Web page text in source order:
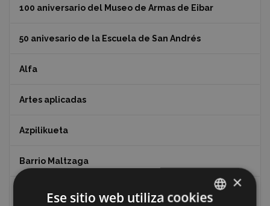
100 aniversario del Museo de Armas de Eibar
50 anivesario de la Escuela de San Andrés
Alfa
Artes aplicadas
Azpilikueta
Barrio Maltzaga
Centro de Interpretación de la Guerra Civil ×
Ese sitio web utiliza cookies